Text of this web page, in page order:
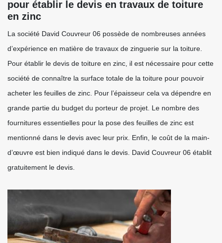
pour établir le devis en travaux de toiture
en zinc
La société David Couvreur 06 possède de nombreuses années
d’expérience en matière de travaux de zinguerie sur la toiture.
Pour établir le devis de toiture en zinc, il est nécessaire pour cette
société de connaître la surface totale de la toiture pour pouvoir
acheter les feuilles de zinc. Pour l’épaisseur cela va dépendre en
grande partie du budget du porteur de projet. Le nombre des
fournitures essentielles pour la pose des feuilles de zinc est
mentionné dans le devis avec leur prix. Enfin, le coût de la main-
d’œuvre est bien indiqué dans le devis. David Couvreur 06 établit
gratuitement le devis.